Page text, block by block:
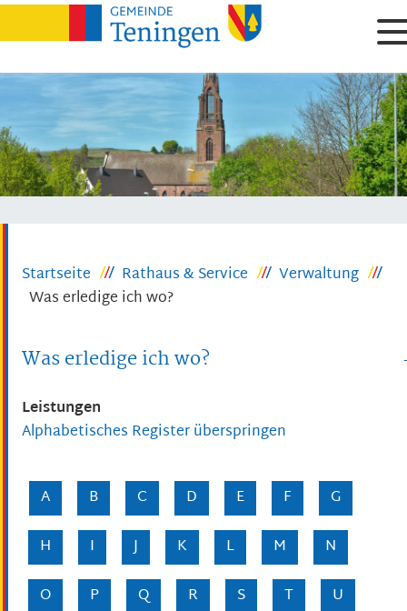
Startseite Rathaus & Service
Verwaltung
Was erledige ich wo?
Was erledige ich wo?
Leistungen
Alphabetisches Register überspringen
A B C D E F
G
H
I J K L M
N
O
P Q R S T
U